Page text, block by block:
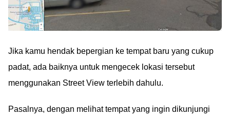
Jika kamu hendak bepergian ke tempat baru yang cukup
padat, ada baiknya untuk mengecek lokasi tersebut
menggunakan Street View terlebih dahulu.
Pasalnya, dengan melihat tempat yang ingin dikunjungi